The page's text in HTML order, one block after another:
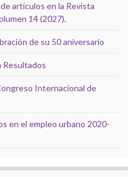
artículos en la Revista
14 (2027).
de su 50 aniversario
Resultados
Internacional de
en el empleo urbano 2020-